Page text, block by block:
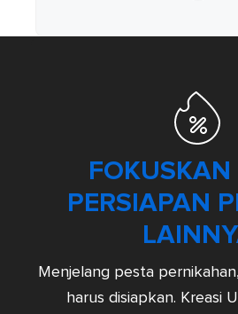
PERSIAPAN
Menjelang pesta
harus disiapkan. Kreasi